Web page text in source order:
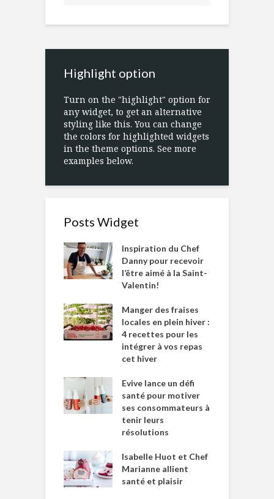
Highlight option
Turn on the "highlight" option for
any widget, to get an alternative
styling like this. You can change
the colors for highlighted widgets
in the theme options. See more
examples below.
Posts Widget
Inspiration du Chef
Danny pour recevoir
l’être aimé à la Saint-
Valentin!
Manger des fraises
locales en plein hiver :
4 recettes pour les
intégrer à vos repas
cet hiver
Evive lance un défi
santé pour motiver
ses consommateurs à
tenir leurs
résolutions
Isabelle Huot et Chef
Marianne allient
santé et plaisir